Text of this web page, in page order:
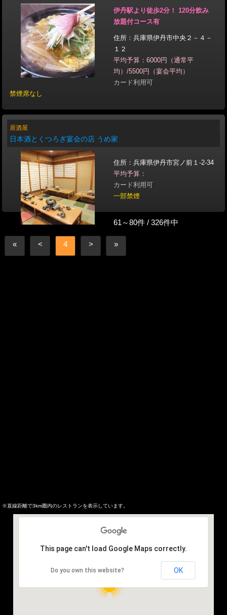
伊丹駅より徒歩2分！ 120分飲み
放題付コース有
住所：兵庫県伊丹市中央２－４－
１２
平均予算：6000円（通常平
均）/5500円（宴会平均）
カード利用可
禁煙席なし
居酒屋
日本酒とくつろぎ宴会の店 うめ家
住所：兵庫県伊丹市宮ノ前１-2-34
平均予算：
カード利用可
一部禁煙
61～80件 / 326件中
« < 4 > »
※直線距離で3km圏内のレストランを表示しています。
This page can't load Google Maps correctly.
Do you own this website? OK